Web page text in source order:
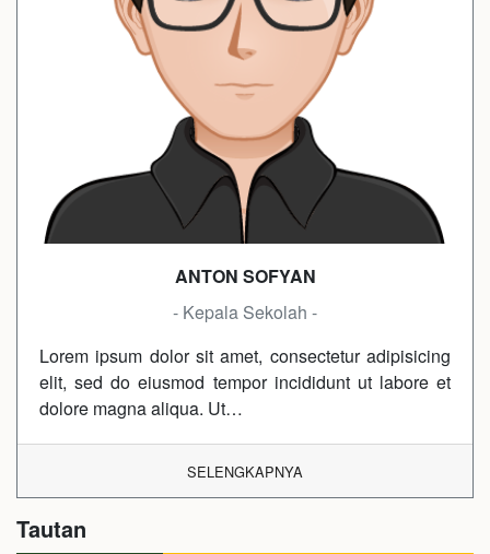
ANTON SOFYAN
- Kepala Sekolah -
Lorem ipsum dolor sit amet, consectetur adipisicing
elit, sed do eiusmod tempor incididunt ut labore et
dolore magna aliqua. Ut…
SELENGKAPNYA
Tautan